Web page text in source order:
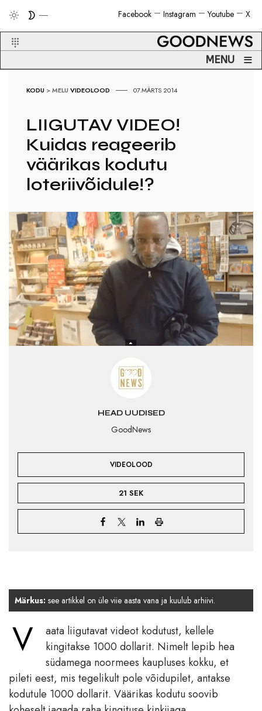
X
Youtube
Instagram
Facebook
MENU ≡
KODU >MELU VIDEOLOOD 07.MÄRTS 2014
LIIGUTAV VIDEO!
Kuidas reageerib
väärikas kodutu
loteriivõidule!?
HEAD UUDISED
GoodNews
VIDEOLOOD
21 SEK
Märkus: see artikkel on üle viie aasta vana ja kuulub arhiivi.
V
aata liigutavat videot kodutust, kellele
kingitakse 1000 dollarit. Nimelt lepib hea
südamega noormees kaupluses kokku, et
pileti eest, mis tegelikult pole võidupilet, antakse
kodutule 1000 dollarit. Väärikas kodutu soovib